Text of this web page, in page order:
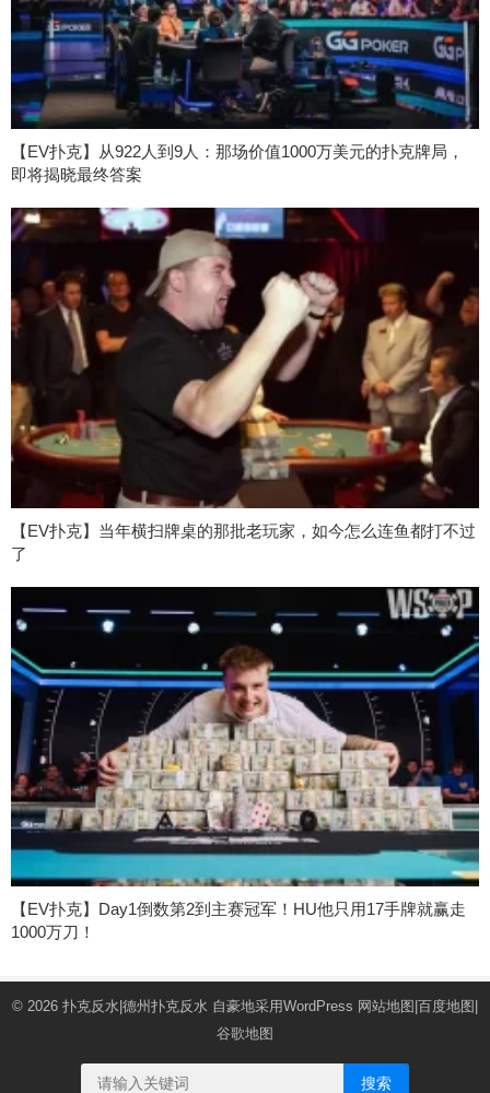
【EV扑克】从922人到9人：那场价值1000万美元的扑克牌局，
即将揭晓最终答案
【EV扑克】当年横扫牌桌的那批老玩家，如今怎么连鱼都打不过
了
【EV扑克】Day1倒数第2到主赛冠军！HU他只用17手牌就赢走
1000万刀！
© 2026 扑克反水|德州扑克反水 自豪地采用WordPress 网站地图 百度地图
谷歌地图
搜索